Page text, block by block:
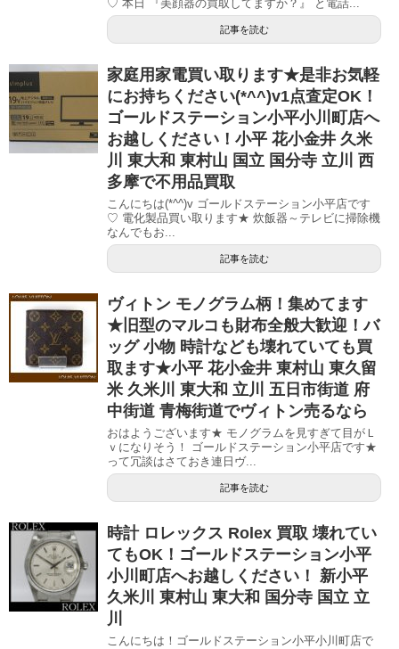
♡ 本日 『美顔器の買取してますか？』 と電話...
記事を読む
家庭用家電買い取ります★是非お気軽
にお持ちください(*^^)v1点査定OK！
ゴールドステーション小平小川町店へ
お越しください！小平 花小金井 久米
川 東大和 東村山 国立 国分寺 立川 西
多摩で不用品買取
こんにちは(*^^)v ゴールドステーション小平店です
♡ 電化製品買い取ります★ 炊飯器～テレビに掃除機
なんでもお...
記事を読む
ヴィトン モノグラム柄！集めてます
★旧型のマルコも財布全般大歓迎！バ
ッグ 小物 時計なども壊れていても買
取ます★小平 花小金井 東村山 東久留
米 久米川 東大和 立川 五日市街道 府
中街道 青梅街道でヴィトン売るなら
おはようございます★ モノグラムを見すぎて目がＬ
ｖになりそう！ ゴールドステーション小平店です★
って冗談はさておき連日ヴ...
記事を読む
時計 ロレックス Rolex 買取 壊れてい
てもOK！ゴールドステーション小平
小川町店へお越しください！ 新小平
久米川 東村山 東大和 国分寺 国立 立
川
こんにちは！ゴールドステーション小平小川町店で